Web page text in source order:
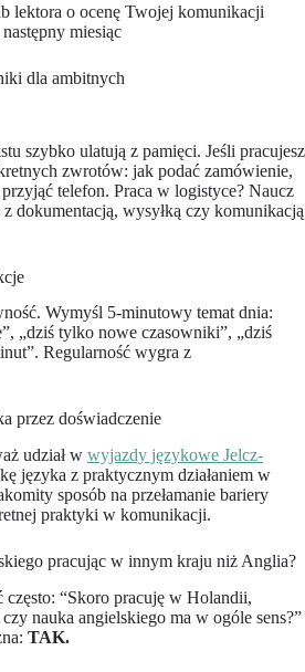
lektora o ocenę Twojej komunikacji
miesiąc
dla ambitnych
szybko ulatują z pamięci. Jeśli pracujesz
zwrotów: jak podać zamówienie,
telefon. Praca w logistyce? Naucz
dokumentacją, wysyłką czy komunikacją
Wymyśl 5-minutowy temat dnia:
„dziś tylko nowe czasowniki”, „dziś
Regularność wygra z
przez doświadczenie
udział w wyjazdy językowe Jelcz-
języka z praktycznym działaniem w
sposób na przełamanie bariery
praktyki w komunikacji.
pracując w innym kraju niż Anglia?
często: “Skoro pracuję w Holandii,
nauka angielskiego ma w ogóle sens?”
TAK.